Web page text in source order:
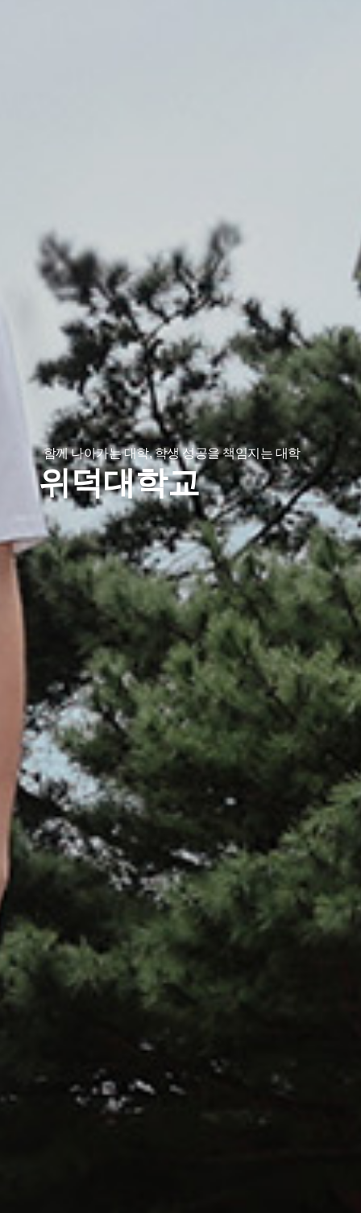
함께 나아가는 대학, 학생 성공을 책임지는 대학
위덕대학교